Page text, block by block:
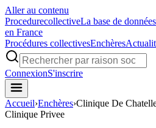
Aller au contenu
ProcedurecollectiveLa base de
en France
Procédures collectivesEnchères
ConnexionS'inscrire
Accueil›Enchères›Clinique De
Clinique Privee